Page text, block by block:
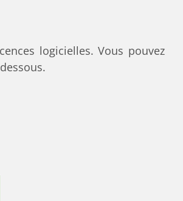
logicielles. Vous pouvez